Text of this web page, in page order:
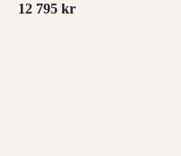
12 795 kr